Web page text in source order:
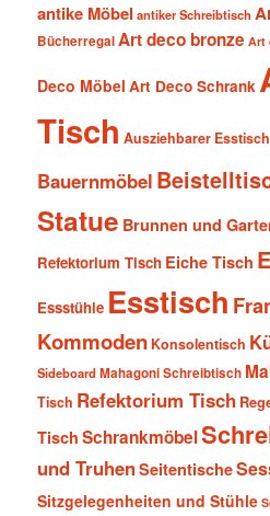
antike Möbel antiker Schreibtisch
BücherregalArt deco bronze Art
Deco Möbel Art Deco Schrank
Tisch Ausziehbarer Esstisch
Bauernmöbel
Statue Brunnen und
Refektorium Tisch Eiche Tisch
Essstühle Esstisch
Kommoden Konsolentisch
SideboardMahagoni Schreibtisch
Tisch Refektorium Tisch
Tisch Schrankmöbel
und TruhenSeitentische
Sitzgelegenheiten und Stühle